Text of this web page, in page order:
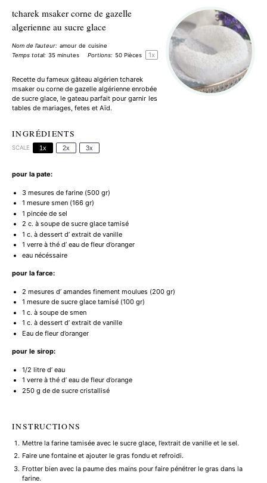
tcharek msaker corne de gazelle
algerienne au sucre glace
Nom de l’auteur: amour de cuisine
Temps total: 35 minutes Portions: 50Pièces 1x
Recette du fameux gâteau algérien tcharek
msaker ou corne de gazelle algérienne enrobée
de sucre glace, le gateau parfait pour garnir les
tables de mariages, fetes et Aïd.
INGRÉDIENTS
SCALE 1x 2x 3x
pour la pate:
3mesures de farine (500gr)
1 mesure smen (166gr)
1 pincée de sel
2 c. à soupe de sucre glace tamisé
1 c. à dessert d’ extrait de vanille
1 verre à thé d’ eau de fleur d’oranger
eau nécéssaire
pour la farce:
2 mesures d’ amandes finement moulues (200gr)
1 mesure de sucre glace tamisé (100gr)
1 c. à soupe de smen
1 c. à dessert d’ extrait de vanille
Eau de fleur d’oranger
pour le sirop:
1/2 litre d’ eau
1 verre à thé d’ eau de fleur d’orange
250 g de de sucre cristallisé
INSTRUCTIONS
Mettre la farine tamisée avec le sucre glace, l’extrait de vanille et le sel.
Faire une fontaine et ajouter le gras fondu et refroidi.
Frotter bien avec la paume des mains pour faire pénétrer le gras dans la
farine.